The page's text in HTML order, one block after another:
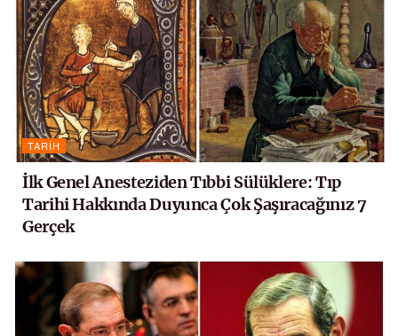
TARIH
İlk Genel Anesteziden Tıbbi Sülüklere: Tıp
Tarihi Hakkında Duyunca Çok Şaşıracağınız 7
Gerçek